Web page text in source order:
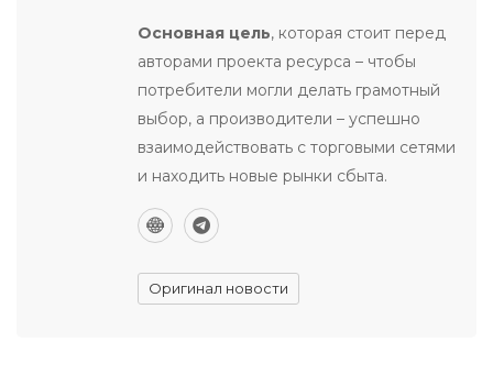
Основная цель, которая стоит перед
авторами проекта ресурса – чтобы
потребители могли делать грамотный
выбор, а производители – успешно
взаимодействовать с торговыми сетями
и находить новые рынки сбыта.
Оригинал новости